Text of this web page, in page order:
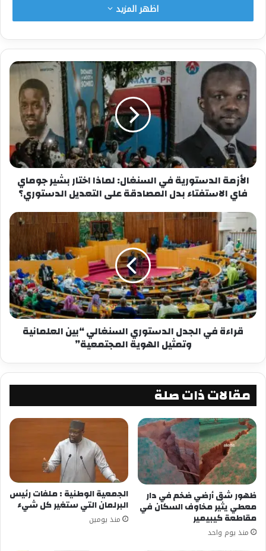
كما أعلن عن قرب تشييدخزان مياه كبيرفي منطقة
دارو خودوسلتعزيز قدرات التخزين والتوزيع، إضافة
إلى تدشين بئر جديد فيدارو تنزيللتحسين تغطية
الشبكة المائية في المدينة.
وأكد الوزير أن الأشغال الخاصة بمشروع“الطرق
السريعة للمياه” ستنطلق قبل نهاية العام، ويهدف
المشروع إلى نقل المياه منبحيرة غييرإلى مختلف
المناطق، ويتضمن حفر 101 بئر ، وبناء96 خزان مياه ،
وإنشاء5 محطات لمعالجة المياه السطحية ، ومد1450
كيلومترًامن شبكات التوزيع، وإنجاز 18,200 توصيلة
منزليةو300 نقطة مياه عمومية في مختلف أنحاء
السنغال، باستثناء إقليم دكار.
شارك هذا الموضوع:
فيس بوك X
معجب بهذه:
اظهر المزيد
الأزمة الدستورية في السنغال: لماذا اختار بشير جوماي
فاي الاستفتاء بدل المصادقة على التعديل الدستوري؟
قراءة في الجدل الدستوري السنغالي “بين العلمانية
وتمثيل الهوية المجتمعية”
مقالات ذات صلة
ظهور شق أرضي ضخم في دار
معطي يثير مخاوف السكان في
مقاطعة كيبيمير
منذ يوم واحد
الجمعية الوطنية : ملفات رئيس
البرلمان التي ستغير كل شيء
منذ يومين